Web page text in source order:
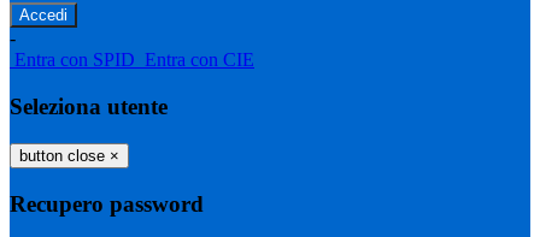
-
Entra con SPID Entra con CIE
Seleziona utente
button close ×
Recupero password